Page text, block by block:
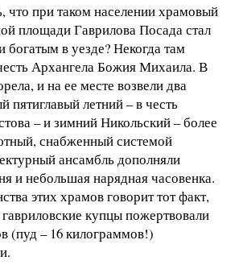
что при таком населении храмовый
площади Гаврилова Посада стал
в уезде? Некогда там
Архангела Божия Михаила. В
и на ее месте возвели два
пятиглавый летний – в честь
– и зимний Никольский – более
снабженный системой
ансамбль дополняли
и небольшая нарядная часовенка.
этих храмов говорит тот факт,
купцы пожертвовали
(пуд – 16 килограммов!)